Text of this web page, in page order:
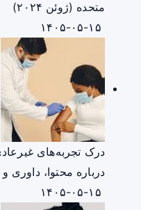
متحده (ژوئن ۲۰۲۴)
درباره محتوا، داوری